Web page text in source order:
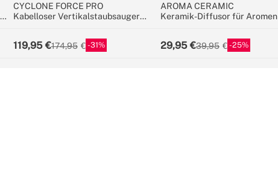
CYCLONE FORCE PRO
Kabelloser Vertikalstaubsauger
119,95 174,95 31
AROMA CERAMIC
Keramik-Diffusor für Aromen
29,95 39,95 25